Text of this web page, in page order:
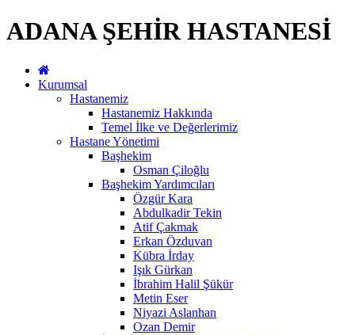
ADANA ŞEHİR HASTANESİ
Kurumsal
Hastanemiz
Hastanemiz Hakkında
Temel İlke ve Değerlerimiz
Hastane Yönetimi
Başhekim
Osman Çiloğlu
Başhekim Yardımcıları
Özgür Kara
Abdulkadir Tekin
Atif Çakmak
Erkan Özduvan
Kübra İrday
Işık Gürkan
İbrahim Halil Şükür
Metin Eser
Niyazi Aslanhan
Ozan Demir